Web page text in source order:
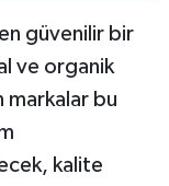
güvenilir bir
ve organik
markalar bu
kalite